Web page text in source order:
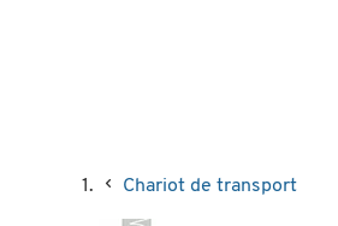
Chariot de transport